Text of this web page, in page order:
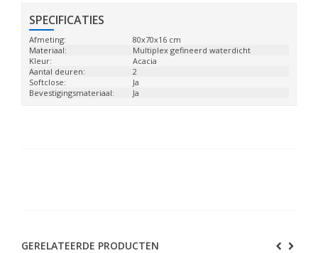
SPECIFICATIES
Afmeting:
80x70x16 cm
Materiaal:
Multiplex gefineerd waterdicht
Kleur:
Acacia
Aantal deuren:
2
Softclose:
Ja
Bevestigingsmateriaal:
Ja
GERELATEERDE PRODUCTEN